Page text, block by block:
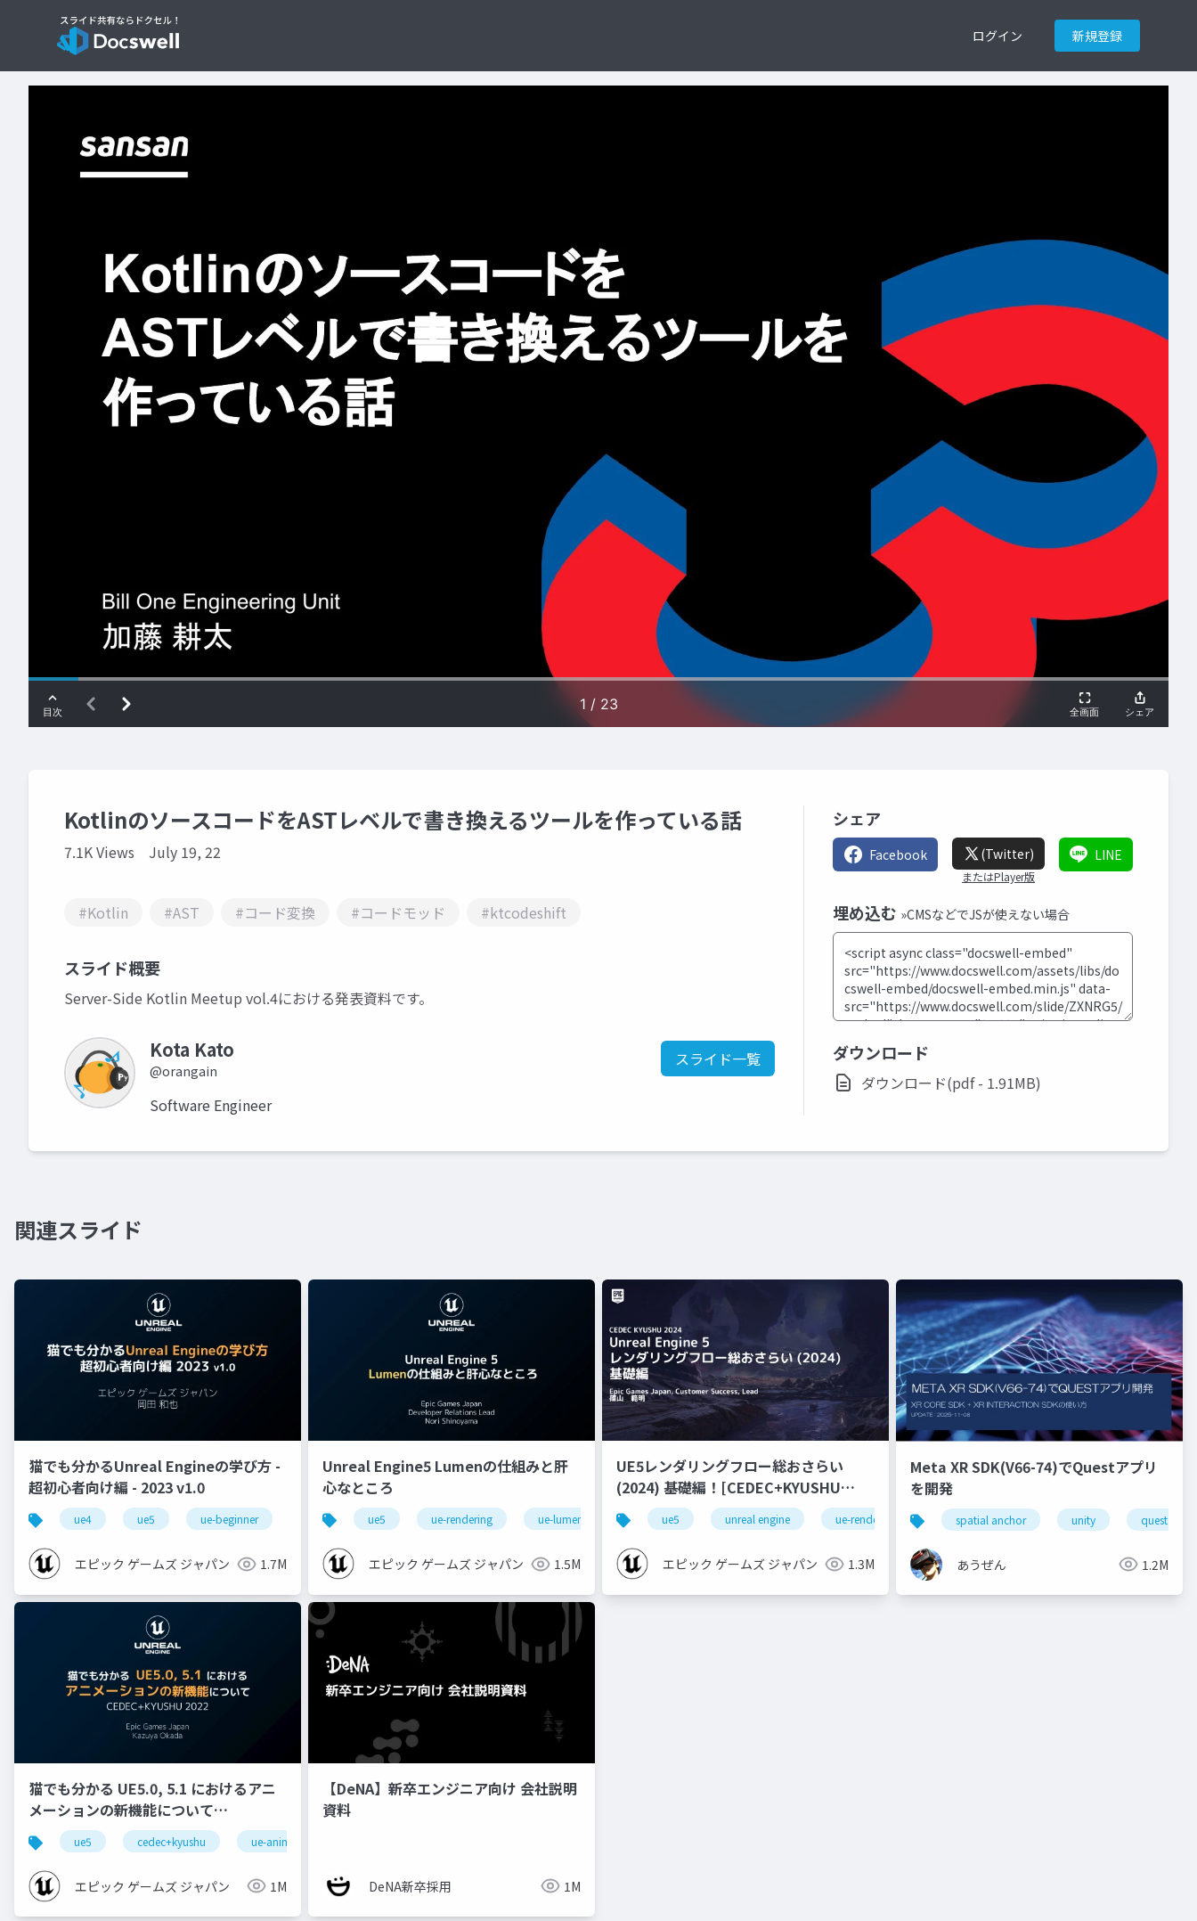
ログイン 新規登録
KotlinのソースコードをASTレベルで書き換えるツールを作っている話
7.1K Views July 19, 22
#Kotlin #AST #コード変換 #コードモッド #ktcodeshift
スライド概要
Server-Side Kotlin Meetup vol.4における発表資料です。
Kota Kato
@orangain
スライド一覧
Software Engineer
シェア
Facebook (Twitter)
またはPlayer版
LINE
埋め込む »CMSなどでJSが使えない場合
ダウンロード
ダウンロード(pdf - 1.91MB)
関連スライド
猫でも分かるUnreal Engineの学び方 -
超初心者向け編 - 2023 v1.0
ue4 ue5 ue-beginner
エピック ゲームズ ジャパン 1.7M
Unreal Engine5 Lumenの仕組みと肝
心なところ
ue5 ue-rendering ue-lumen
エピック ゲームズ ジャパン 1.5M
UE5レンダリングフロー総おさらい
(2024) 基礎編！[CEDEC+KYUSHU
2024] ue5 unreal engine ue-rendering
エピック ゲームズ ジャパン 1.3M
Meta XR SDK(V66-74)でQuestアプリ
を開発
spatial anchor unity quest pro
あうぜん 1.2M
猫でも分かる UE5.0, 5.1 におけるアニ
メーションの新機能について
【CEDEC+KYUSHU 2022】
ue5 cedec+kyushu ue-animation
エピック ゲームズ ジャパン 1M
【DeNA】新卒エンジニア向け 会社説明
資料
DeNA新卒採用 1M